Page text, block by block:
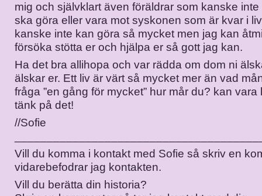
mig och självklart även föräldrar som kanske
ska göra eller vara mot syskonen som är kvar i
kanske inte kan göra så mycket men jag kan
försöka stötta er och hjälpa er så gott jag kan.
Ha det bra allihopa och var rädda om dom ni
älskar er. Ett liv är värt så mycket mer än vad
fråga ”en gång för mycket” hur mår du? kan
tänk på det!
//Sofie
Vill du komma i kontakt med Sofie så skriv en
vidarebefodrar jag kontakten.
Vill du berätta din historia?